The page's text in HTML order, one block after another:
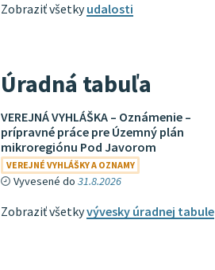
Zobraziť všetkyudalosti
Úradná tabuľa
VEREJNÁ VYHLÁŠKA – Oznámenie –
prípravné práce pre Územný plán
mikroregiónu Pod Javorom
VEREJNÉ VYHLÁŠKY A OZNAMY
Vyvesené do 31.8.2026
Zobraziť všetkyvývesky úradnej tabule